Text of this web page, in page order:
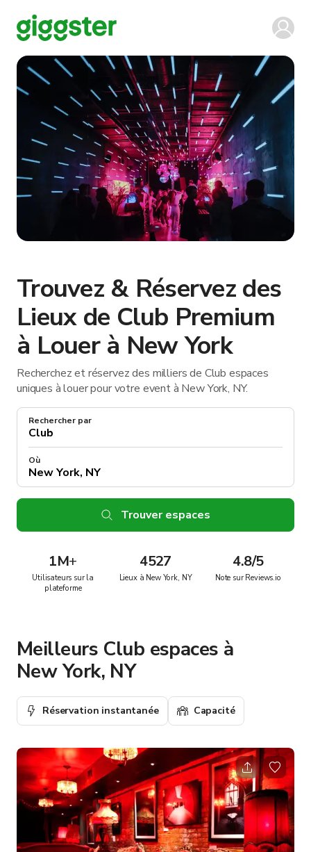
Trouvez & Réservez des
Lieux de Club Premium
à Louer à New York
Recherchez et réservez des milliers de Club espaces
uniques à louer pour votre event à New York, NY.
Rechercher par
Où
Trouver espaces
1M+
Utilisateurs sur la
plateforme
4527
Lieux à New York, NY
4.8/5
Note sur Reviews.io
Meilleurs Club espaces à
New York, NY
Réservation instantanée Capacité